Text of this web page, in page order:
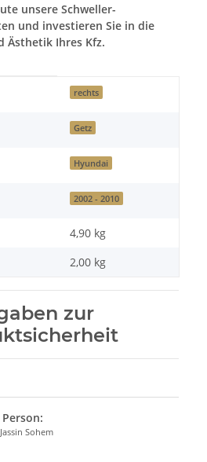
unsere Schweller-
und investieren Sie in die
Ästhetik Ihres Kfz.
rechts
Getz
Hyundai
2002 - 2010
4,90 kg
2,00 kg
zur
Sohem